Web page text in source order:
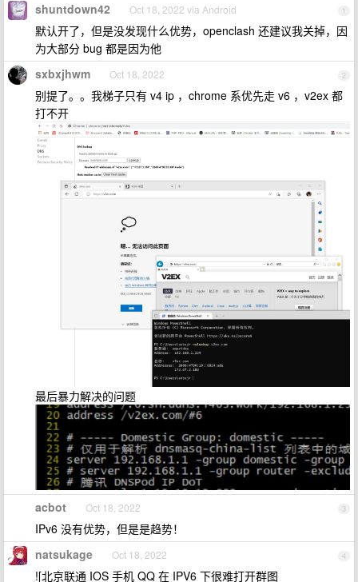
1
shuntdown42 Oct 18, 2022 via Android
默认开了，但是没发现什么优势，openclash 还建议我关掉，因
为大部分 bug 都是因为他
2
sxbxjhwm Oct 18, 2022
别提了。。我梯子只有 v4 ip ，chrome 系优先走 v6 ，v2ex 都
打不开
最后暴力解决的问题
3
acbot Oct 18, 2022
IPv6 没有优势，但是是趋势！
4
natsukage Oct 18, 2022
![北京联通 IOS 手机 QQ 在 IPV6 下很难打开群图